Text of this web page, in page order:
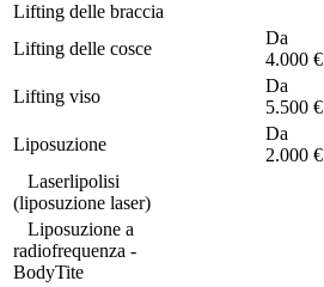
Lifting delle braccia
Lifting delle cosce
Da
4.000 €
Lifting viso
Da
5.500 €
Liposuzione
Da
2.000 €
Laserlipolisi
(liposuzione laser)
Liposuzione a
radiofrequenza -
BodyTite